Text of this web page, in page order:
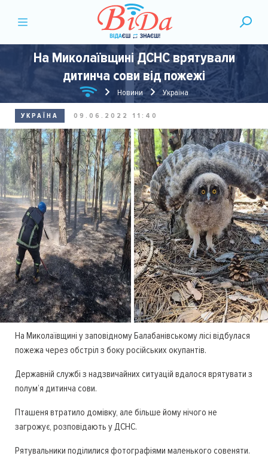
На Миколаївщині ДСНС врятували
дитинча сови від пожежі
Новини Україна
УКРАЇНА 09.06.2022 11:40
На Миколаївщині у заповідному Балабанівському лісі відбулася
пожежа через обстріл з боку російських окупантів.
Державній службі з надзвичайних ситуацій вдалося врятувати з
полум’я дитинча сови.
Пташеня втратило домівку, але більше йому нічого не
загрожує, розповідають у ДСНС.
Рятувальники поділилися фотографіями маленького совеняти.